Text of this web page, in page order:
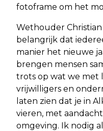
fotoframe om het
Wethouder
belangrijk dat
manier het nieuwe
brengen mensen
trots op wat we met
vrijwilligers en
laten zien dat je in
vieren, met
omgeving. Ik nodig